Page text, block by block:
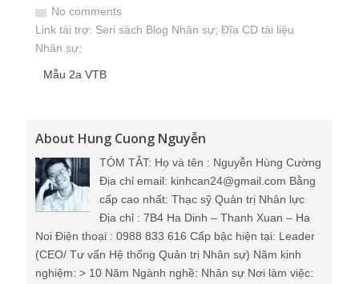
No comments
Link tài trợ: Seri sách Blog Nhân sự; Đĩa CD tài liệu
Nhân sự;
Mẫu 2a VTB
About Hung Cuong Nguyễn
TÓM TẮT: Họ và tên : Nguyễn Hùng Cường
Địa chỉ email: kinhcan24@gmail.com Bằng
cấp cao nhất: Thạc sỹ Quản trị Nhân lực
Địa chỉ : 7B4 Ha Dinh – Thanh Xuan – Ha
Noi Điện thoại : 0988 833 616 Cấp bậc hiện tại: Leader
(CEO/ Tư vấn Hệ thống Quản trị Nhân sự) Năm kinh
nghiệm: > 10 Năm Ngành nghề: Nhân sự Nơi làm việc: